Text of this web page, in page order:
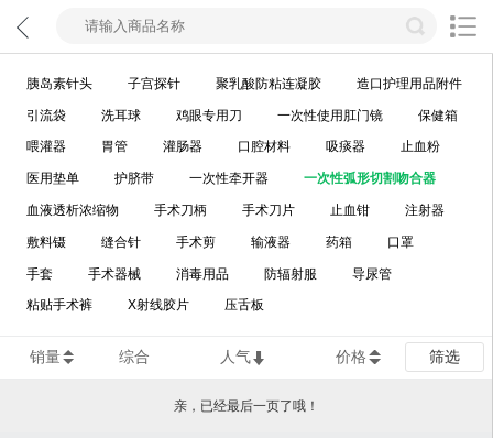
胰岛素针头 子宫探针 聚乳酸防粘连凝胶 造口护理用品附件
引流袋 洗耳球 鸡眼专用刀 一次性使用肛门镜 保健箱
喂灌器 胃管 灌肠器 口腔材料 吸痰器 止血粉
医用垫单 护脐带 一次性牵开器 一次性弧形切割吻合器
血液透析浓缩物 手术刀柄 手术刀片 止血钳 注射器
敷料镊 缝合针 手术剪 输液器 药箱 口罩
手套 手术器械 消毒用品 防辐射服 导尿管
粘贴手术裤 X射线胶片 压舌板
销量 综合 人气 价格 筛选
亲，已经最后一页了哦！